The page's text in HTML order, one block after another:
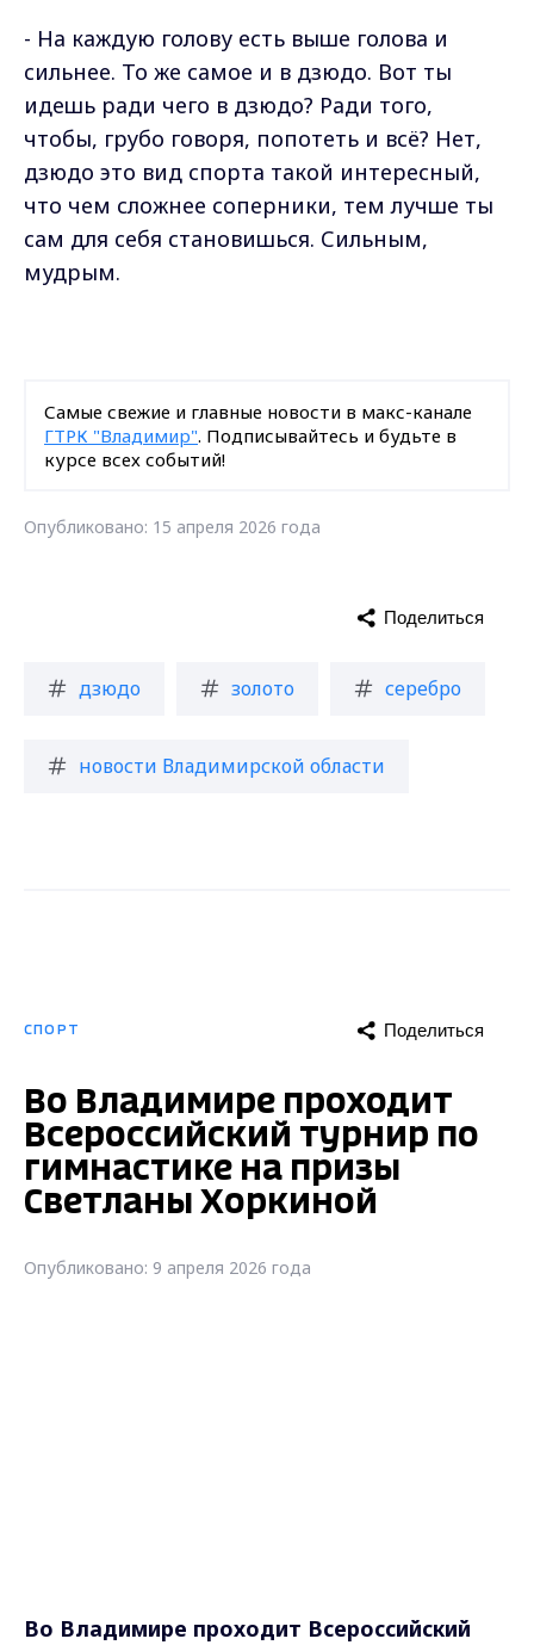
- На каждую голову есть выше голова и
сильнее. То же самое и в дзюдо. Вот ты
идешь ради чего в дзюдо? Ради того,
чтобы, грубо говоря, попотеть и всё? Нет,
дзюдо это вид спорта такой интересный,
что чем сложнее соперники, тем лучше ты
сам для себя становишься. Сильным,
мудрым.
Самые свежие и главные новости в макс-канале
ГТРК "Владимир". Подписывайтесь и будьте в
курсе всех событий!
Опубликовано: 15 апреля 2026 года
дзюдо золото серебро
новости Владимирской области
Поделиться
СПОРТ Поделиться
Во Владимире проходит
Всероссийский турнир по
гимнастике на призы
Светланы Хоркиной
Опубликовано: 9 апреля 2026 года
Во Владимире проходит Всероссийский